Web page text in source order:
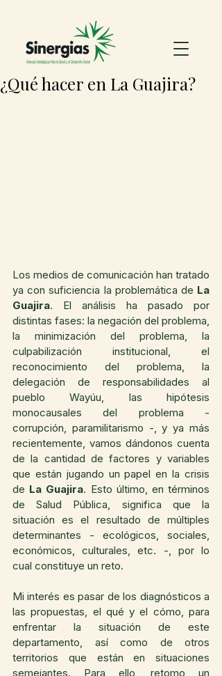
¿Qué hacer en La Guajira?
Los medios de comunicación han tratado
ya con suficiencia la problemática de La
Guajira. El análisis ha pasado por
distintas fases: la negación del problema,
la minimización del problema, la
culpabilización institucional, el
reconocimiento del problema, la
delegación de responsabilidades al
pueblo Wayúu, las hipótesis
monocausales del problema -
corrupción, paramilitarismo -, y ya más
recientemente, vamos dándonos cuenta
de la cantidad de factores y variables
que están jugando un papel en la crisis
de La Guajira. Esto último, en términos
de Salud Pública, significa que la
situación es el resultado de múltiples
determinantes - ecológicos, sociales,
económicos, culturales, etc. -, por lo
cual constituye un reto.
Mi interés es pasar de los diagnósticos a
las propuestas, el qué y el cómo, para
enfrentar la situación de este
departamento, así como de otros
territorios que están en situaciones
semejantes. Para ello, retomo un